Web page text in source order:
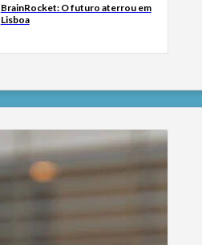
BrainRocket: O futuro aterrou em
Lisboa